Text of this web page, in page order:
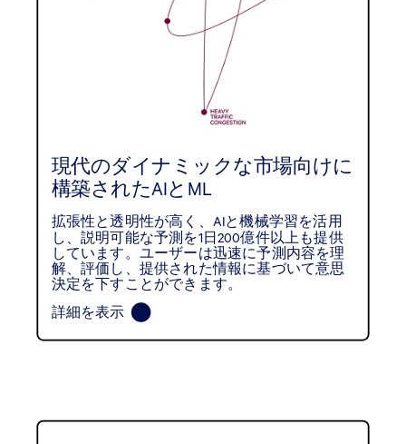
現代のダイナミックな市場向けに
構築されたAIとML
拡張性と透明性が高く、AIと機械学習を活用
し、説明可能な予測を1日200億件以上も提供
しています。ユーザーは迅速に予測内容を理
解、評価し、提供された情報に基づいて意思
決定を下すことができます。
詳細を表示